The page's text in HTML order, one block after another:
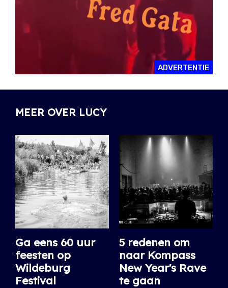
ADVERTENTIE
MEER OVER LUCY
Ga eens 60 uur
feesten op
Wildeburg
Festival
5 redenen om
naar Kompass
New Year's Rave
te gaan